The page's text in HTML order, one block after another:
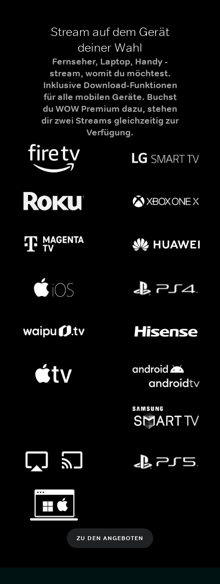
Stream auf dem Gerät
deiner Wahl
Fernseher, Laptop, Handy -
stream, womit du möchtest.
Inklusive Download-Funktionen
für alle mobilen Geräte. Buchst
du WOW Premium dazu, stehen
dir zwei Streams gleichzeitig zur
Verfügung.
ZU DEN ANGEBOTEN